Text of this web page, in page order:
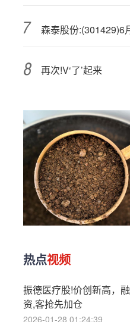
再次!V‘了’起来
热点视频
振德医疗股!价创新高，融
资,客抢先加仓
2026-01-28 01:24:39